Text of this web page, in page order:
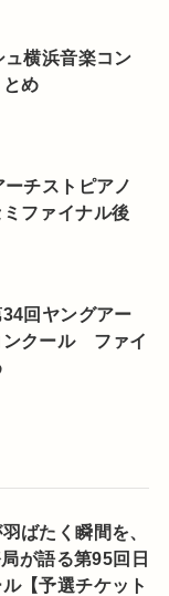
横浜音楽コン
め
チストピアノ
ファイナル後
34回ヤングアー
ンクール ファイ
ばたく瞬間を、
が語る第95回日
【予選チケット